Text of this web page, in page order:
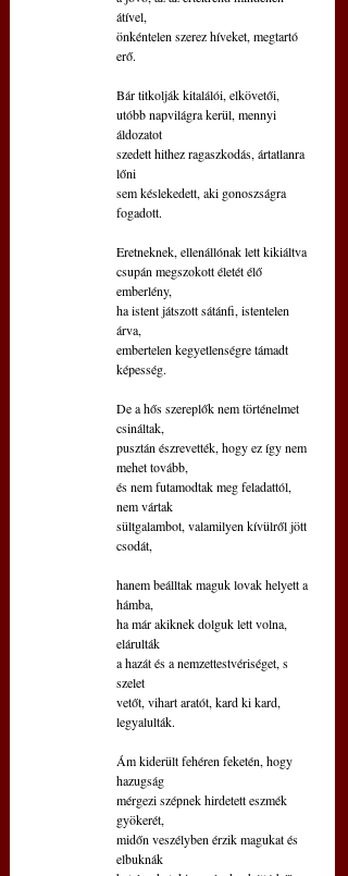
átível,
önkéntelen szerez híveket, megtartó
erő.
Bár titkolják kitalálói, elkövetői,
utóbb napvilágra kerül, mennyi
áldozatot
szedett hithez ragaszkodás, ártatlanra
lőni
sem késlekedett, aki gonoszságra
fogadott.
Eretneknek, ellenállónak lett kikiáltva
csupán megszokott életét élő
emberlény,
ha istent játszott sátánfi, istentelen
árva,
embertelen kegyetlenségre támadt
képesség.
De a hős szereplők nem történelmet
csináltak,
pusztán észrevették, hogy ez így nem
mehet tovább,
és nem futamodtak meg feladattól,
nem vártak
sültgalambot, valamilyen kívülről jött
csodát,
hanem beálltak maguk lovak helyett a
hámba,
ha már akiknek dolguk lett volna,
elárulták
a hazát és a nemzettestvériséget, s
szelet
vetőt, vihart aratót, kard ki kard,
legyalulták.
Ám kiderült fehéren feketén, hogy
hazugság
mérgezi szépnek hirdetett eszmék
gyökerét,
midőn veszélyben érzik magukat és
elbuknák